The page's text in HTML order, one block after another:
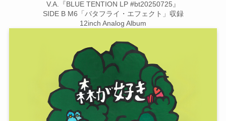
V.A.『BLUE TENTION LP #bt20250725』
SIDE B M6「バタフライ・エフェクト」収録
12inch Analog Album